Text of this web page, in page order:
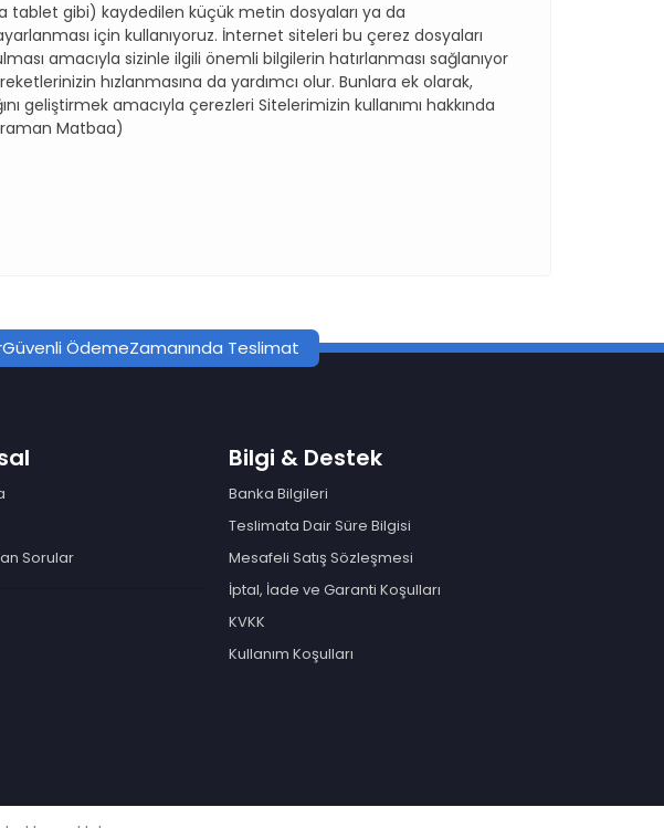
tablet gibi) kaydedilen küçük metin dosyaları ya da
için kullanıyoruz. İnternet siteleri bu çerez dosyaları
amacıyla sizinle ilgili önemli bilgilerin hatırlanması sağlanıyor
hızlanmasına da yardımcı olur. Bunlara ek olarak,
geliştirmek amacıyla çerezleri Sitelerimizin kullanımı hakkında
Matbaa)
Güvenli ÖdemeZamanında Teslimat
Sorular
Bilgi & Destek
Banka Bilgileri
Teslimata Dair Süre Bilgisi
Mesafeli Satış Sözleşmesi
İptal, İade ve Garanti Koşulları
KVKK
Kullanım Koşulları